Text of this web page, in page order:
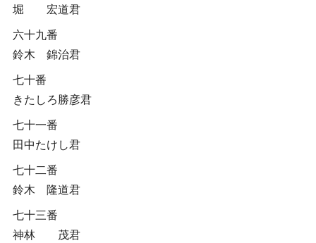
堀 宏道君
六十九番
鈴木 錦治君
七十番
きたしろ勝彦君
七十一番
田中たけし君
七十二番
鈴木 隆道君
七十三番
神林 茂君